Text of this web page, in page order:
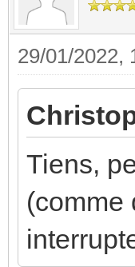
29/01/2022,
Tiens,
(comme